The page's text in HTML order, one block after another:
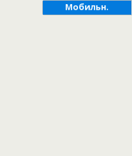
Мобильн.